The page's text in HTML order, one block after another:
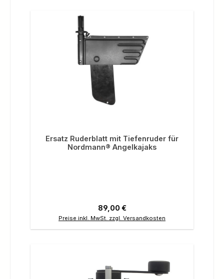
Ersatz Ruderblatt mit Tiefenruder für
Nordmann® Angelkajaks
Regulärer Preis:
89,00 €
Preise inkl. MwSt. zzgl. Versandkosten